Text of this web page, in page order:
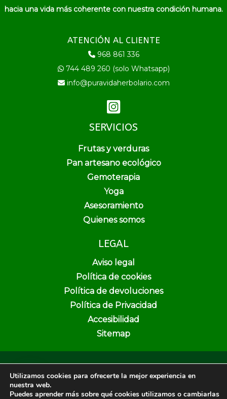
hacia una vida más coherente con nuestra condición humana.
ATENCIÓN AL CLIENTE
968 861 336
744 489 260 (solo Whatsapp)
info@puravidaherbolario.com
SERVICIOS
Frutas y verduras
Pan artesano ecológico
Gemoterapia
Yoga
Asesoramiento
Quienes somos
LEGAL
Aviso legal
Política de cookies
Política de devoluciones
Política de Privacidad
Accesibilidad
Sitemap
Utilizamos cookies para ofrecerte la mejor experiencia en
nuestra web.
Puedes aprender más sobre qué cookies utilizamos o cambiarlas